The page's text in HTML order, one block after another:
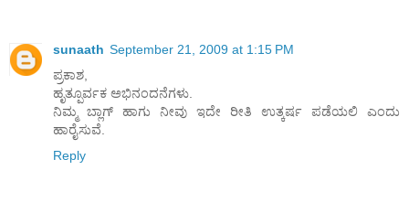
sunaath September 21, 2009 at 1:15 PM
ಪ್ರಕಾಶ,
ಹೃತ್ಪೂರ್ವಕ ಅಭಿನಂದನೆಗಳು.
ನಿಮ್ಮ ಬ್ಲಾಗ್ ಹಾಗು ನೀವು ಇದೇ ರೀತಿ ಉತ್ಕರ್ಷ ಪಡೆಯಲಿ ಎಂದು
ಹಾರೈಸುವೆ.
Reply